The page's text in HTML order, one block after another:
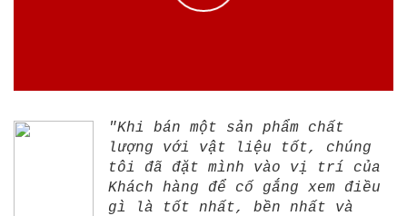
"Khi bán một sản phẩm chất
lượng với vật liệu tốt, chúng
tôi đã đặt mình vào vị trí của
Khách hàng để cố gắng xem điều
gì là tốt nhất, bền nhất và